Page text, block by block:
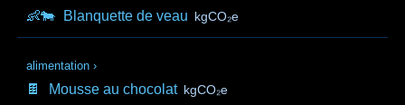
👶🐄 Blanquette de veau kgCO₂e
alimentation ›
🍫 Mousse au chocolat kgCO₂e